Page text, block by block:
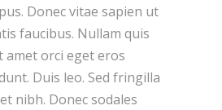
Donec vitae sapien ut
faucibus. Nullam quis
amet orci eget eros
Duis leo. Sed fringilla
nibh. Donec sodales